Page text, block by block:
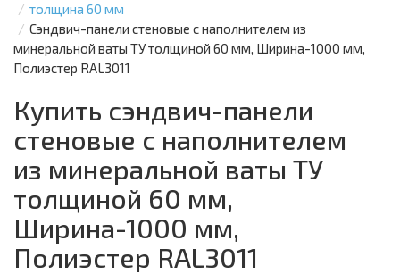
толщина 60 мм
Сэндвич-панели стеновые с наполнителем из
минеральной ваты ТУ толщиной 60 мм, Ширина-1000 мм,
Полиэстер RAL3011
Купить сэндвич-панели
стеновые с наполнителем
из минеральной ваты ТУ
толщиной 60 мм,
Ширина-1000 мм,
Полиэстер RAL3011